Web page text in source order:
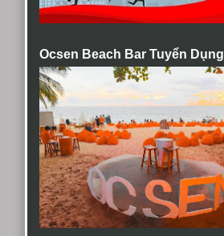
Ocsen Beach Bar Tuyển Dụng